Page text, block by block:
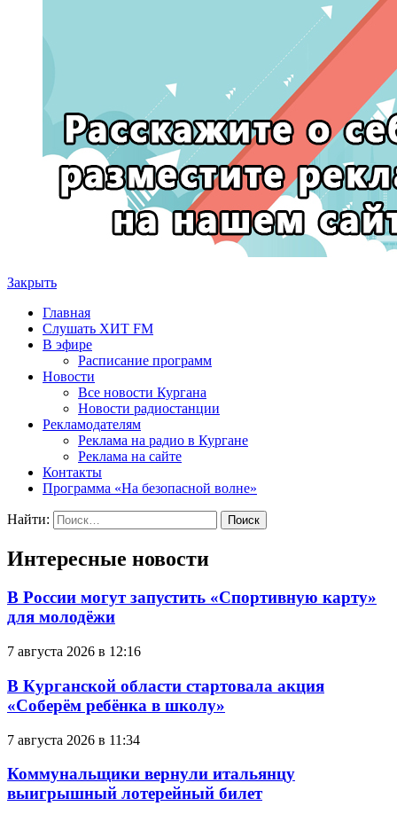
Закрыть
Главная
Слушать ХИТ FM
В эфире
Расписание программ
Новости
Все новости Кургана
Новости радиостанции
Рекламодателям
Реклама на радио в Кургане
Реклама на сайте
Контакты
Программа «На безопасной волне»
Найти:
Интересные новости
В России могут запустить «Спортивную карту»
для молодёжи
7 августа 2026 в 12:16
В Курганской области стартовала акция
«Соберём ребёнка в школу»
7 августа 2026 в 11:34
Коммунальщики вернули итальянцу
выигрышный лотерейный билет